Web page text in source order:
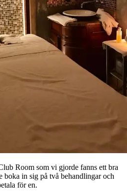
Room som vi gjorde fanns ett bra
boka in sig på två behandlingar och
för en.